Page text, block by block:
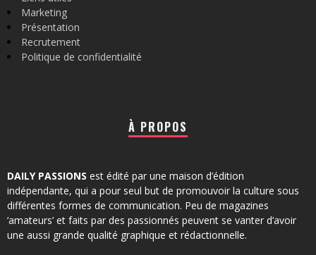
Marketing
Présentation
Recrutement
Politique de confidentialité
À PROPOS
DAILY PASSIONS est édité par une maison d’édition
indépendante, qui a pour seul but de promouvoir la culture sous
différentes formes de communication. Peu de magazines
‘amateurs’ et faits par des passionnés peuvent se vanter d’avoir
une aussi grande qualité graphique et rédactionnelle.